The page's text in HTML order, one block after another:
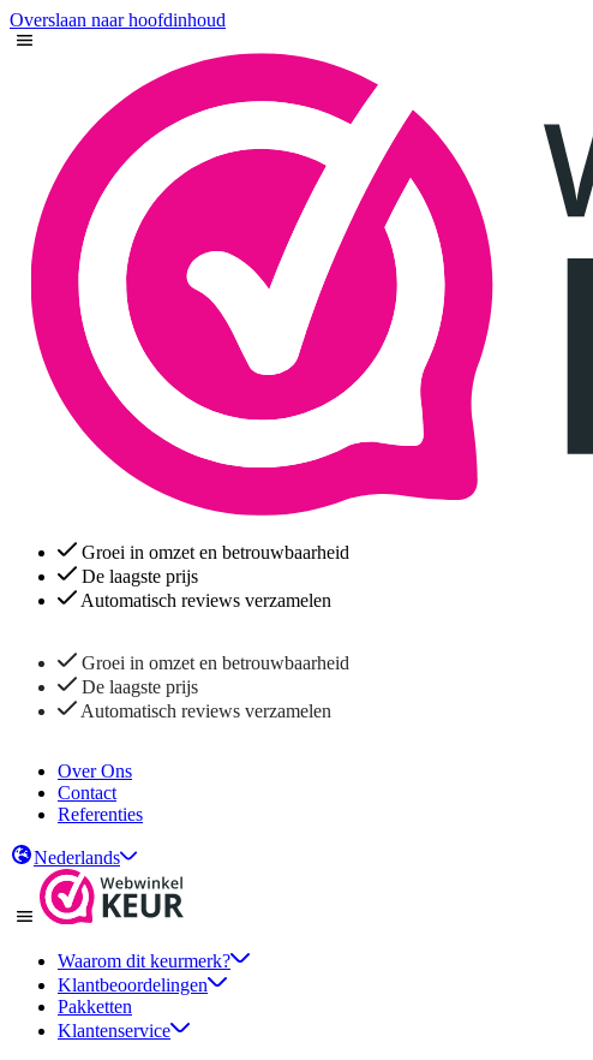
Overslaan naar hoofdinhoud
Groei in omzet en betrouwbaarheid
De laagste prijs
Automatisch reviews verzamelen
Groei in omzet en betrouwbaarheid
De laagste prijs
Automatisch reviews verzamelen
Over Ons
Contact
Referenties
Nederlands
Waarom dit keurmerk?
Klantbeoordelingen
Pakketten
Klantenservice